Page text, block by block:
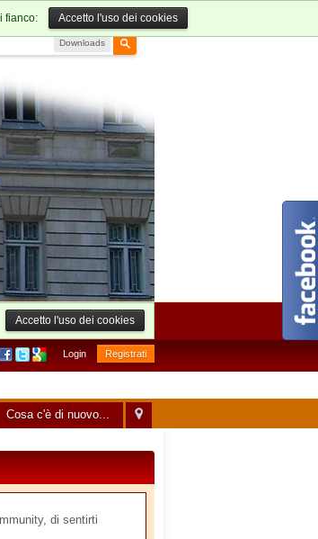
Downloads
fianco: Accetto l'uso dei cookies
Accetto l'uso dei cookies
Login Registrati
Cosa c'è di nuovo...
di sentirti